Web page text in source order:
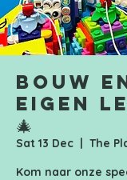
Bouw
eigen
🎄
Sat 13 Dec
  |
The
Kom naar onze